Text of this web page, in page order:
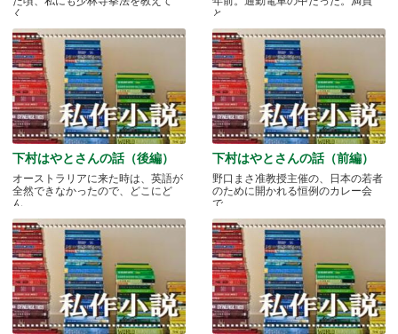
く.....
と.....
下村はやとさんの話（後編）
オーストラリアに来た時は、英語が
全然できなかったので、どこにど
ん.....
下村はやとさんの話（前編）
野口まさ准教授主催の、日本の若者
のために開かれる恒例のカレー会
で.....